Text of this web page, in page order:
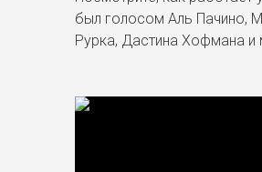
был голосом Аль Пачино,
Рурка, Дастина Хофмана и